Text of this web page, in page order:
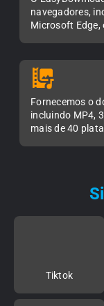
navegadores,
Microsoft Edge,
Fornecemos o
incluindo MP4,
mais de 40
Tiktok